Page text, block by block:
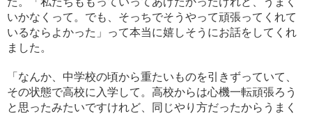
いかなくって。でも、そっちでそうやって頑張ってくれて
いるならよかった」って本当に嬉しそうにお話をしてくれ
ました。
「なんか、中学校の頃から重たいものを引きずっていて、
その状態で高校に入学して。高校からは心機一転頑張ろう
と思ったみたいですけれど、同じやり方だったからうまく